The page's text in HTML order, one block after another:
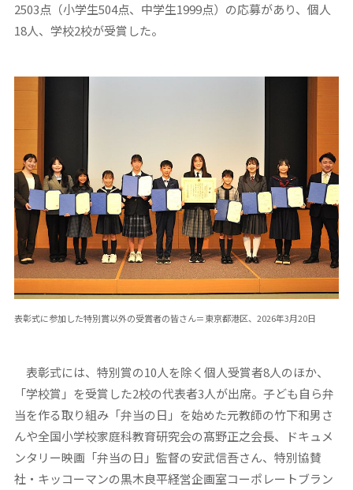
2503点（小学生504点、中学生1999点）の応募があり、個人
18人、学校2校が受賞した。
表彰式に参加した特別賞以外の受賞者の皆さん＝東京都港区、2026年3月20日
表彰式には、特別賞の10人を除く個人受賞者8人のほか、
「学校賞」を受賞した2校の代表者3人が出席。子ども自ら弁
当を作る取り組み「弁当の日」を始めた元教師の竹下和男さ
んや全国小学校家庭科教育研究会の髙野正之会長、ドキュメ
ンタリー映画「弁当の日」監督の安武信吾さん、特別協賛
社・キッコーマンの黒木良平経営企画室コーポレートブラン